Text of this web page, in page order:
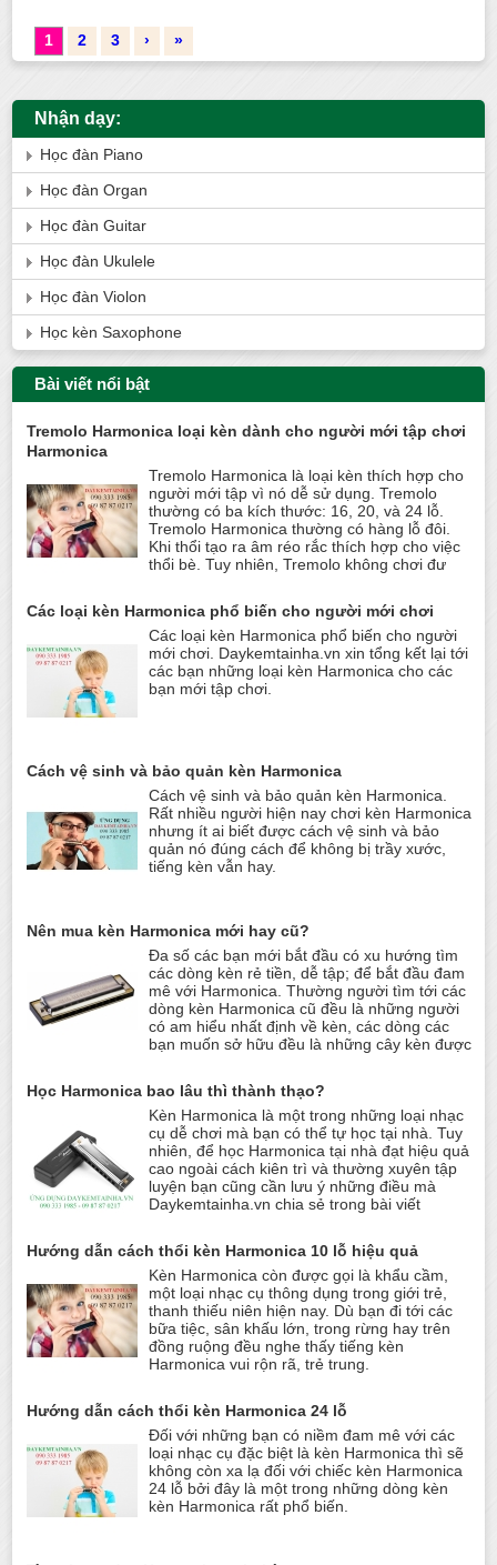
1 2 3 › »
Nhận dạy:
Học đàn Piano
Học đàn Organ
Học đàn Guitar
Học đàn Ukulele
Học đàn Violon
Học kèn Saxophone
Bài viết nổi bật
Tremolo Harmonica loại kèn dành cho người mới tập chơi
Harmonica
Tremolo Harmonica là loại kèn thích hợp cho
người mới tập vì nó dễ sử dụng. Tremolo
thường có ba kích thước: 16, 20, và 24 lỗ.
Tremolo Harmonica thường có hàng lỗ đôi.
Khi thổi tạo ra âm réo rắc thích hợp cho việc
thổi bè. Tuy nhiên, Tremolo không chơi đư
Các loại kèn Harmonica phổ biến cho người mới chơi
Các loại kèn Harmonica phổ biến cho người
mới chơi. Daykemtainha.vn xin tổng kết lại tới
các bạn những loại kèn Harmonica cho các
bạn mới tập chơi.
Cách vệ sinh và bảo quản kèn Harmonica
Cách vệ sinh và bảo quản kèn Harmonica.
Rất nhiều người hiện nay chơi kèn Harmonica
nhưng ít ai biết được cách vệ sinh và bảo
quản nó đúng cách để không bị trầy xước,
tiếng kèn vẫn hay.
Nên mua kèn Harmonica mới hay cũ?
Đa số các bạn mới bắt đầu có xu hướng tìm
các dòng kèn rẻ tiền, dễ tập; để bắt đầu đam
mê với Harmonica. Thường người tìm tới các
dòng kèn Harmonica cũ đều là những người
có am hiểu nhất định về kèn, các dòng các
bạn muốn sở hữu đều là những cây kèn được
Học Harmonica bao lâu thì thành thạo?
Kèn Harmonica là một trong những loại nhạc
cụ dễ chơi mà bạn có thể tự học tại nhà. Tuy
nhiên, để học Harmonica tại nhà đạt hiệu quả
cao ngoài cách kiên trì và thường xuyên tập
luyện bạn cũng cần lưu ý những điều mà
Daykemtainha.vn chia sẻ trong bài viết
Hướng dẫn cách thổi kèn Harmonica 10 lỗ hiệu quả
Kèn Harmonica còn được gọi là khẩu cầm,
một loại nhạc cụ thông dụng trong giới trẻ,
thanh thiếu niên hiện nay. Dù bạn đi tới các
bữa tiệc, sân khấu lớn, trong rừng hay trên
đồng ruộng đều nghe thấy tiếng kèn
Harmonica vui rộn rã, trẻ trung.
Hướng dẫn cách thổi kèn Harmonica 24 lỗ
Đối với những bạn có niềm đam mê với các
loại nhạc cụ đặc biệt là kèn Harmonica thì sẽ
không còn xa lạ đối với chiếc kèn Harmonica
24 lỗ bởi đây là một trong những dòng kèn
kèn Harmonica rất phổ biến.